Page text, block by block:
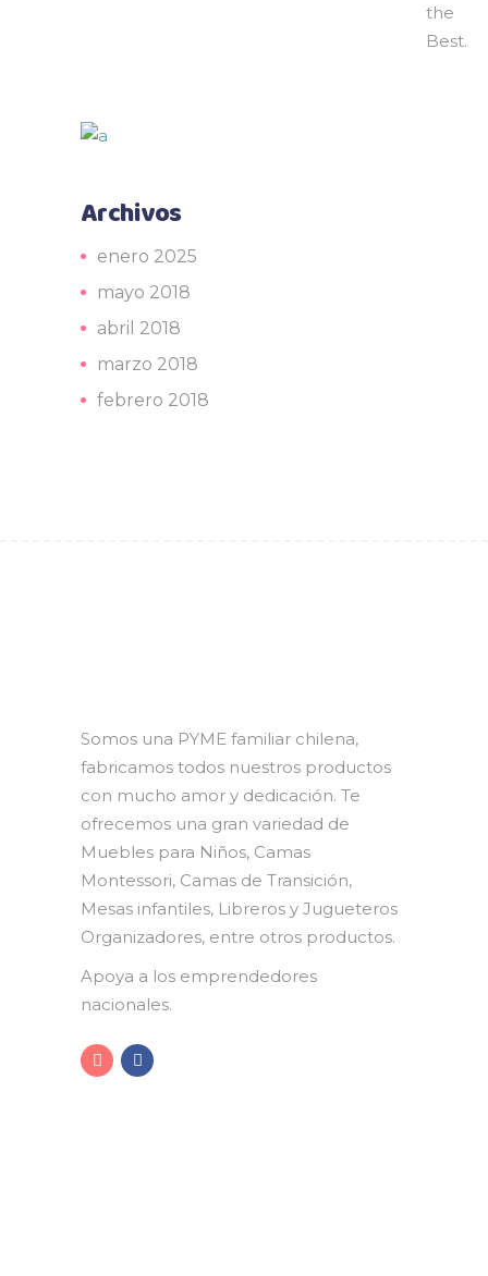
the
Best.
Archivos
enero 2025
mayo 2018
abril 2018
marzo 2018
febrero 2018
Somos una PYME familiar chilena,
fabricamos todos nuestros productos
con mucho amor y dedicación. Te
ofrecemos una gran variedad de
Muebles para Niños, Camas
Montessori, Camas de Transición,
Mesas infantiles, Libreros y Jugueteros
Organizadores, entre otros productos.
Apoya a los emprendedores
nacionales.